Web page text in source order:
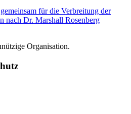
für die Verbreitung der
nach Dr. Marshall Rosenberg
Organisation.